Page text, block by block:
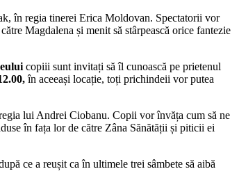
în regia tinerei Erica Moldovan. Spectatorii vor
Magdalena și menit să stârpească orice fantezie
copiii sunt invitați să îl cunoască pe prietenul
în aceeași locație, toți prichindeii vor putea
lui Andrei Ciobanu. Copii vor învăța cum să ne
în fața lor de către Zâna Sănătății și piticii ei
ce a reușit ca în ultimele trei sâmbete să aibă